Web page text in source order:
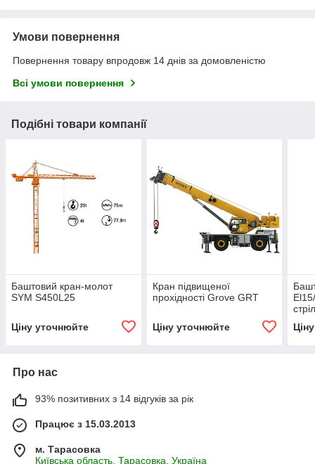
Умови повернення
Повернення товару впродовж 14 днів за домовленістю
Всі умови повернення
Подібні товари компанії
Баштовий кран-молот
SYM S450L25
Ціну уточнюйте
Кран підвищеної
прохідності Grove GRT
Ціну уточнюйте
Про нас
93% позитивних з 14 відгуків за рік
Працює з 15.03.2013
м. Тарасовка
Київська область, Тарасовка, Україна